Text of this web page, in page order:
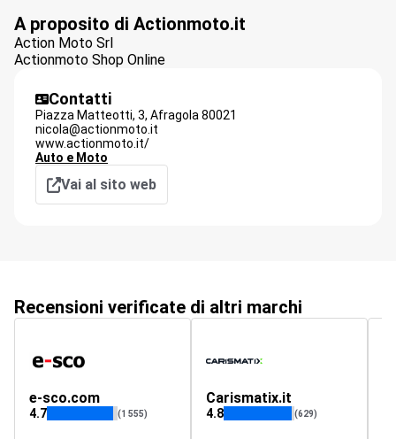
A proposito di Actionmoto.it
Action Moto Srl
Actionmoto Shop Online
Contatti
Piazza Matteotti, 3, Afragola 80021
nicola@actionmoto.it
www.actionmoto.it/
Auto e Moto
Vai al sito web
Recensioni verificate di altri marchi
e-sco.com
4.7 (1 555)
Carismatix.it
4.8 (629)